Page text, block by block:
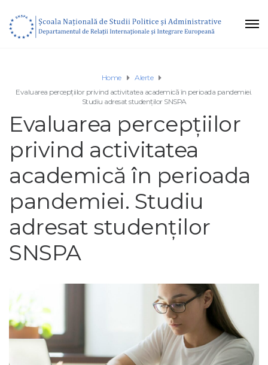
Home
Alerte
Evaluarea percepțiilor privind activitatea academică în perioada pandemiei.
Studiu adresat studenților SNSPA
Evaluarea percepțiilor
privind activitatea
academică în perioada
pandemiei. Studiu
adresat studenților
SNSPA